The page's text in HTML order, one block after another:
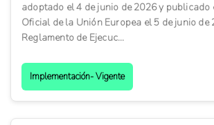
adoptado el 4 de junio de 2026 y publicado
Oficial de la Unión Europea el 5 de junio de
Reglamento de Ejecuc...
Implementación- Vigente